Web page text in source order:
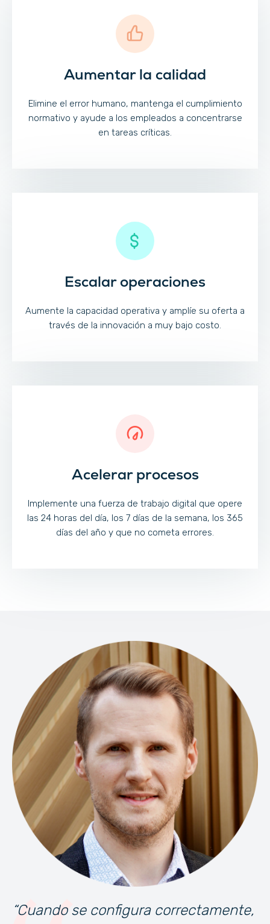
Aumentar la calidad
Elimine el error humano, mantenga el cumplimiento
normativo y ayude a los empleados a concentrarse
en tareas críticas.
Escalar operaciones
Aumente la capacidad operativa y amplíe su oferta a
través de la innovación a muy bajo costo.
Acelerar procesos
Implemente una fuerza de trabajo digital que opere
las 24 horas del día, los 7 días de la semana, los 365
días del año y que no cometa errores.
“Cuando se configura correctamente,